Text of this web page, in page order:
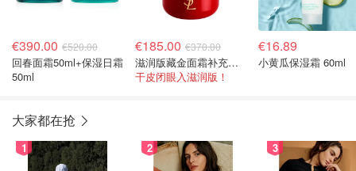
€390.00 €520.00
回春面霜50ml+保湿日霜
50ml
€185.00 €370.00
滋润版藏金面霜补充装 50ml
干皮闭眼入滋润版！
€16.89
小黄瓜保湿霜 60ml
大家都在抢
1 2 3